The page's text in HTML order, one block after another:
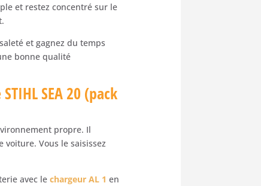
et restez concentré sur le
et gagnez du temps
bonne qualité
SEA 20 (pack
propre. Il
Vous le saisissez
avec lechargeur AL 1 en